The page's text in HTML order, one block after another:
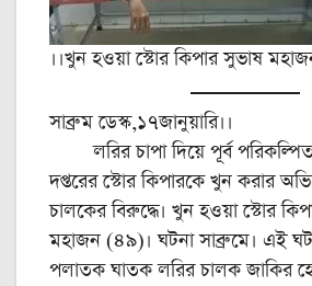
।।খুন হওয়া স্টোর কিপার সুভাষ
সাব্রুম ডেস্ক,১৭জানুয়ারি।।
লরির চাপা দিয়ে পূর্ব
দপ্তরের স্টোর কিপারকে খুন করার
চালকের বিরুদ্ধে। খুন হওয়া স্টোর
মহাজন (৪৯)। ঘটনা সাব্রুমে। এই
পলাতক ঘাতক লরির চালক জাকির